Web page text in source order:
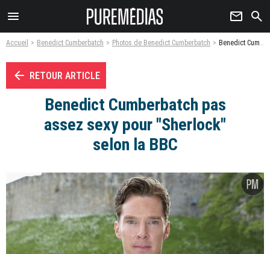
menu newsletter search
Accueil Benedict Cumberbatch Photos de Benedict Cumberbatch Benedict Cumberbatch pas assez sexy pour "Sherlock" selon la BBC - Photo
arrow_left RETOUR ARTICLE
Benedict Cumberbatch pas
assez sexy pour "Sherlock"
selon la BBC